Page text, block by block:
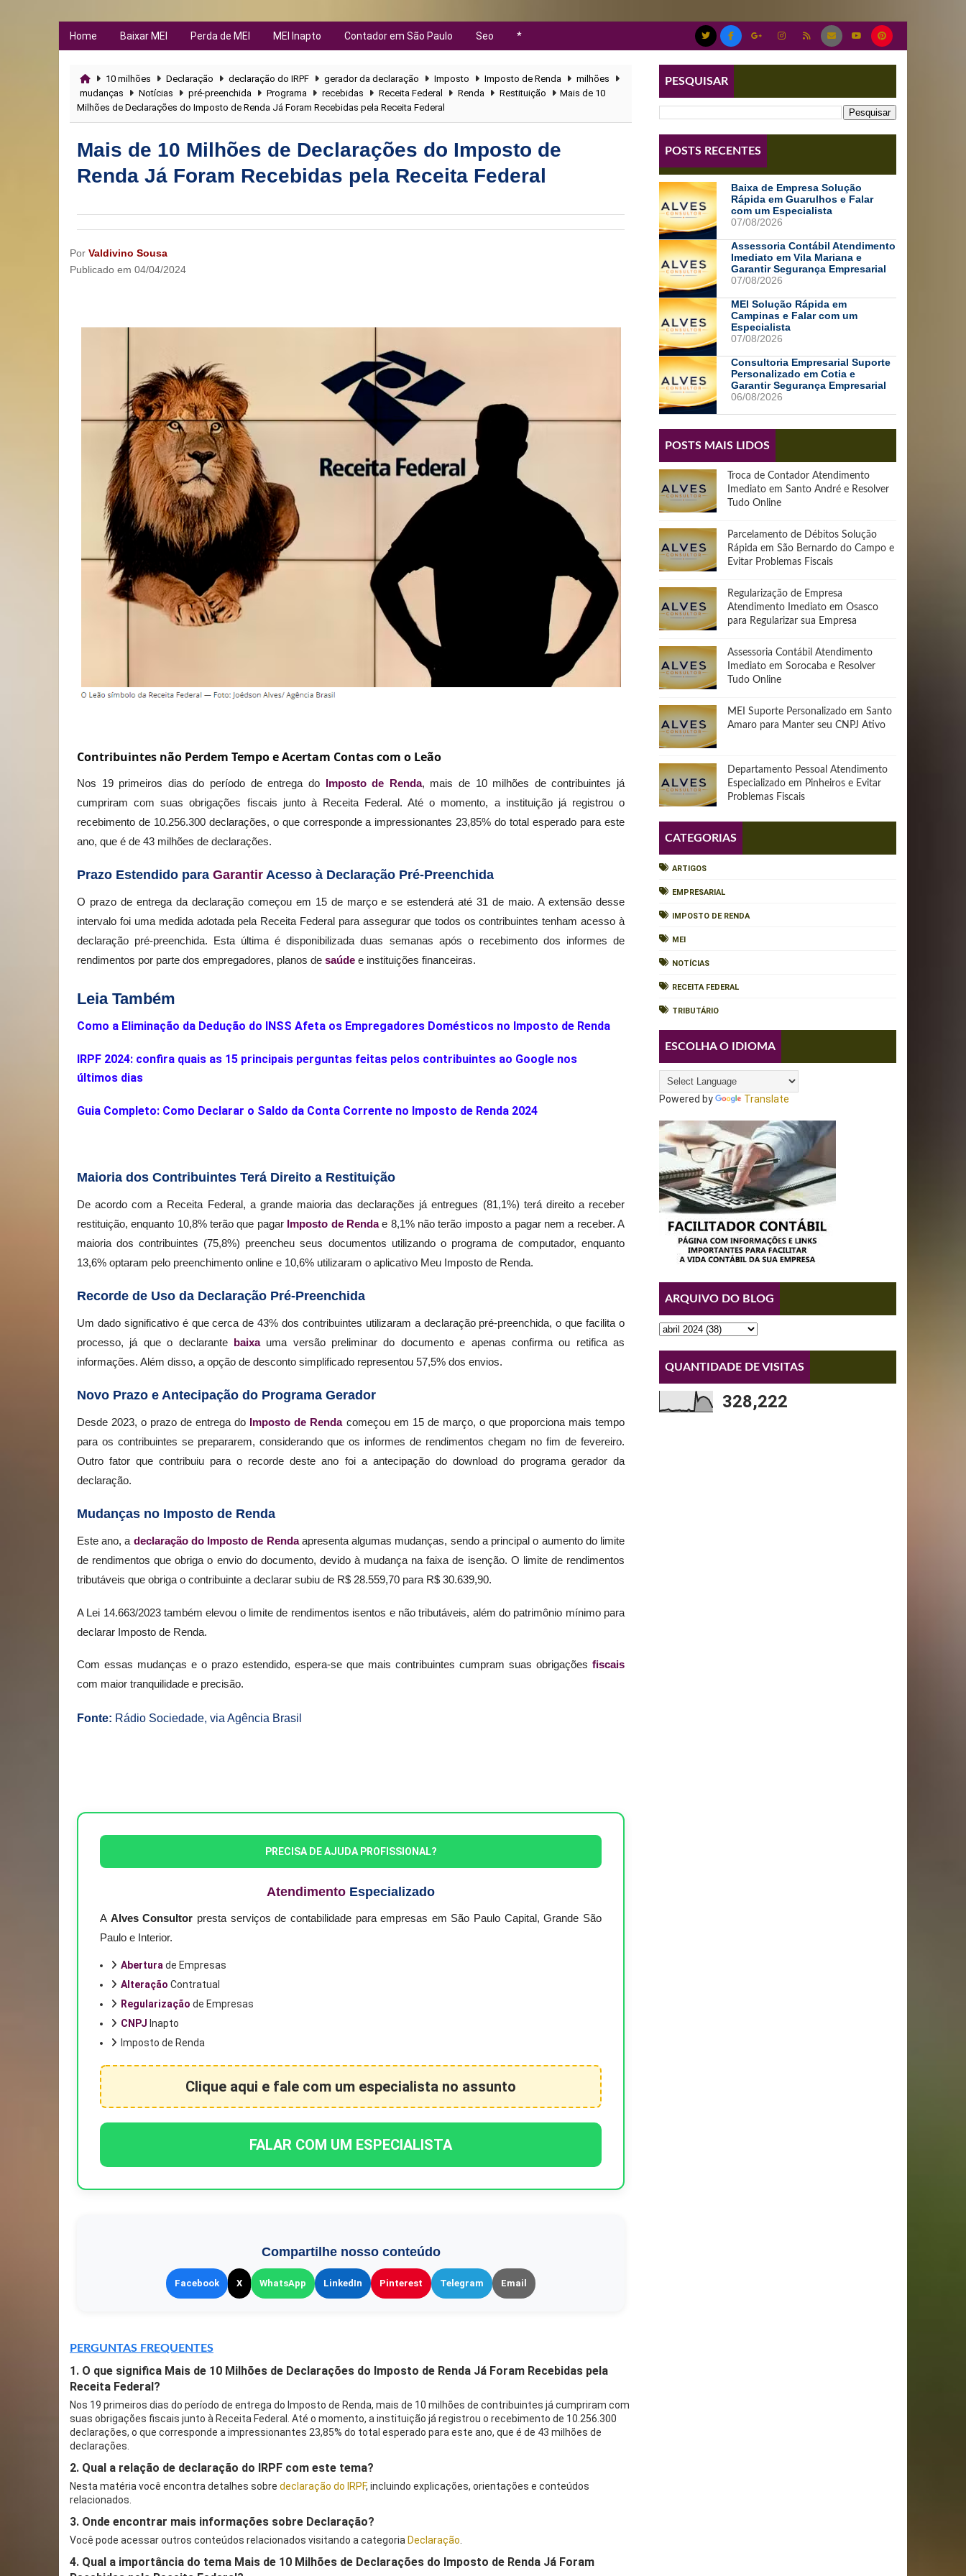
Home Baixar MEI Perda de MEI MEI Inapto Contador em São Paulo Seo *
10 milhões Declaração declaração do IRPF gerador da declaração Imposto Imposto de Renda
milhões
mudanças
Notícias pré-preenchida Programa recebidas Receita Federal Renda Restituição
Mais de 10
Milhões de Declarações do Imposto de Renda Já Foram Recebidas pela Receita Federal
Mais de 10 Milhões de Declarações do Imposto de
Renda Já Foram Recebidas pela Receita Federal
Por Valdivino Sousa
Publicado em 04/04/2024
Contribuintes não Perdem Tempo e Acertam Contas com o Leão
Nos 19 primeiros dias do período de entrega do Imposto de Renda, mais de 10 milhões de contribuintes já
cumpriram com suas obrigações fiscais junto à Receita Federal. Até o momento, a instituição já registrou o
recebimento de 10.256.300 declarações, o que corresponde a impressionantes 23,85% do total esperado para este
ano, que é de 43 milhões de declarações.
Prazo Estendido para Garantir Acesso à Declaração Pré-Preenchida
O prazo de entrega da declaração começou em 15 de março e se estenderá até 31 de maio. A extensão desse
intervalo foi uma medida adotada pela Receita Federal para assegurar que todos os contribuintes tenham acesso à
declaração pré-preenchida. Esta última é disponibilizada duas semanas após o recebimento dos informes de
rendimentos por parte dos empregadores, planos de saúde e instituições financeiras.
Leia Também
Como a Eliminação da Dedução do INSS Afeta os Empregadores Domésticos no Imposto de Renda
IRPF 2024: confira quais as 15 principais perguntas feitas pelos contribuintes ao Google nos
últimos dias
Guia Completo: Como Declarar o Saldo da Conta Corrente no Imposto de Renda 2024
Maioria dos Contribuintes Terá Direito a Restituição
De acordo com a Receita Federal, a grande maioria das declarações já entregues (81,1%) terá direito a receber
restituição, enquanto 10,8% terão que pagar Imposto de Rendae 8,1% não terão imposto a pagar nem a receber. A
maioria dos contribuintes (75,8%) preencheu seus documentos utilizando o programa de computador, enquanto
13,6% optaram pelo preenchimento online e 10,6% utilizaram o aplicativo Meu Imposto de Renda.
Recorde de Uso da Declaração Pré-Preenchida
Um dado significativo é que cerca de 43% dos contribuintes utilizaram a declaração pré-preenchida, o que facilita o
processo, já que o declarante baixauma versão preliminar do documento e apenas confirma ou retifica as
informações. Além disso, a opção de desconto simplificado representou 57,5% dos envios.
Novo Prazo e Antecipação do Programa Gerador
Desde 2023, o prazo de entrega do Imposto de Rendacomeçou em 15 de março, o que proporciona mais tempo
para os contribuintes se prepararem, considerando que os informes de rendimentos chegam no fim de fevereiro.
Outro fator que contribuiu para o recorde deste ano foi a antecipação do download do programa gerador da
declaração.
Mudanças no Imposto de Renda
Este ano, a declaração do Imposto de Rendaapresenta algumas mudanças, sendo a principal o aumento do limite
de rendimentos que obriga o envio do documento, devido à mudança na faixa de isenção. O limite de rendimentos
tributáveis que obriga o contribuinte a declarar subiu de R$ 28.559,70 para R$ 30.639,90.
A Lei 14.663/2023 também elevou o limite de rendimentos isentos e não tributáveis, além do patrimônio mínimo para
declarar Imposto de Renda.
Com essas mudanças e o prazo estendido, espera-se que mais contribuintes cumpram suas obrigações fiscais
com maior tranquilidade e precisão.
Fonte: Rádio Sociedade, via Agência Brasil
PRECISA DE AJUDA PROFISSIONAL?
Atendimento Especializado
A Alves Consultor presta serviços de contabilidade para empresas em São Paulo Capital, Grande São
Paulo e Interior.
Aberturade Empresas
Alteração Contratual
Regularização de Empresas
CNPJ Inapto
Imposto de Renda
Clique aqui e fale com um especialista no assunto
FALAR COM UM ESPECIALISTA
Compartilhe nosso conteúdo
Facebook X WhatsApp LinkedIn Pinterest Telegram Email
PERGUNTAS FREQUENTES
1. O que significa Mais de 10 Milhões de Declarações do Imposto de Renda Já Foram Recebidas pela
Receita Federal?
Nos 19 primeiros dias do período de entrega do Imposto de Renda, mais de 10 milhões de contribuintes já cumpriram com
suas obrigações fiscais junto à Receita Federal. Até o momento, a instituição já registrou o recebimento de 10.256.300
declarações, o que corresponde a impressionantes 23,85% do total esperado para este ano, que é de 43 milhões de
declarações.
2. Qual a relação de declaração do IRPF com este tema?
Nesta matéria você encontra detalhes sobre declaração do IRPF, incluindo explicações, orientações e conteúdos
relacionados.
3. Onde encontrar mais informações sobre Declaração?
Você pode acessar outros conteúdos relacionados visitando a categoria Declaração.
4. Qual a importância do tema Mais de 10 Milhões de Declarações do Imposto de Renda Já Foram
PESQUISAR
POSTS RECENTES
Baixa de Empresa Solução
Rápida em Guarulhos e Falar
com um Especialista
07/08/2026
Assessoria Contábil Atendimento
Imediato em Vila Mariana e
Garantir Segurança Empresarial
07/08/2026
MEI Solução Rápida em
Campinas e Falar com um
Especialista
07/08/2026
Consultoria Empresarial Suporte
Personalizado em Cotia e
Garantir Segurança Empresarial
06/08/2026
POSTS MAIS LIDOS
Troca de Contador Atendimento
Imediato em Santo André e Resolver
Tudo Online
Parcelamento de Débitos Solução
Rápida em São Bernardo do Campo e
Evitar Problemas Fiscais
Regularização de Empresa
Atendimento Imediato em Osasco
para Regularizar sua Empresa
Assessoria Contábil Atendimento
Imediato em Sorocaba e Resolver
Tudo Online
MEI Suporte Personalizado em Santo
Amaro para Manter seu CNPJ Ativo
Departamento Pessoal Atendimento
Especializado em Pinheiros e Evitar
Problemas Fiscais
CATEGORIAS
ARTIGOS
EMPRESARIAL
IMPOSTO DE RENDA
MEI
NOTÍCIAS
RECEITA FEDERAL
TRIBUTÁRIO
ESCOLHA O IDIOMA
Powered by Translate
ARQUIVO DO BLOG
QUANTIDADE DE VISITAS
328,222